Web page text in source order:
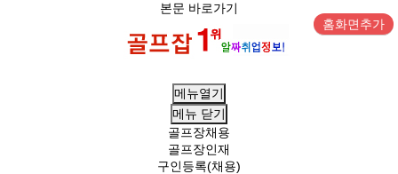
본문 바로가기
홈화면추가
메뉴열기
메뉴 닫기
골프장채용
골프장인재
구인등록(채용)